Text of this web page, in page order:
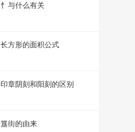
忄与什么有关
长方形的面积公式
印章阴刻和阳刻的区别
簋街的由来